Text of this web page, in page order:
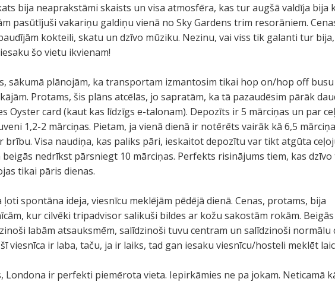
bija neaprakstāmi skaists un visa atmosfēra, kas tur augšā valdīja bija
pasūtījuši vakariņu galdiņu vienā no Sky Gardens trim resorāniem.
kokteili, skatu un dzīvo mūziku. Nezinu, vai viss tik galanti tur
šo vietu ikvienam!
sākumā plānojām, ka transportam izmantosim tikai hop on/hop off
Protams, šis plāns atcēlās, jo sapratām, ka tā pazaudēsim pārāk
Oyster card (kaut kas līdzīgs e-talonam). Depozīts ir 5 mārciņas un par
1,2-2 mārciņas. Pietam, ja vienā dienā ir notērēts vairāk kā 6,5
brību. Visa naudiņa, kas paliks pāri, ieskaitot depozītu var tikt atgūta
beigās nedrīkst pārsniegt 10 mārciņas. Perfekts risinājums tiem, kas
tikai pāris dienas.
spontāna ideja, viesnīcu meklējām pēdējā dienā. Cenas, protams, bija
kur cilvēki tripadvisor salikuši bildes ar kožu sakostām rokām.
labām atsauksmēm, salīdzinoši tuvu centram un salīdzinoši normālu
viesnīca ir laba, taču, ja ir laiks, tad gan iesaku viesnīcu/hosteli meklēt
Londona ir perfekti piemērota vieta. Iepirkāmies ne pa jokam. Neticamā